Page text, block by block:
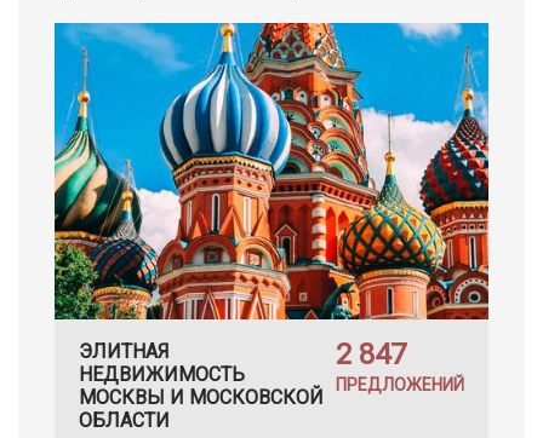
ЭЛИТНАЯ
НЕДВИЖИМОСТЬ
МОСКВЫ И МОСКОВСКОЙ
ОБЛАСТИ
2 847
ПРЕДЛОЖЕНИЙ